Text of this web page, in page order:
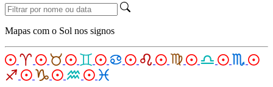
Mapas com o Sol nos signos